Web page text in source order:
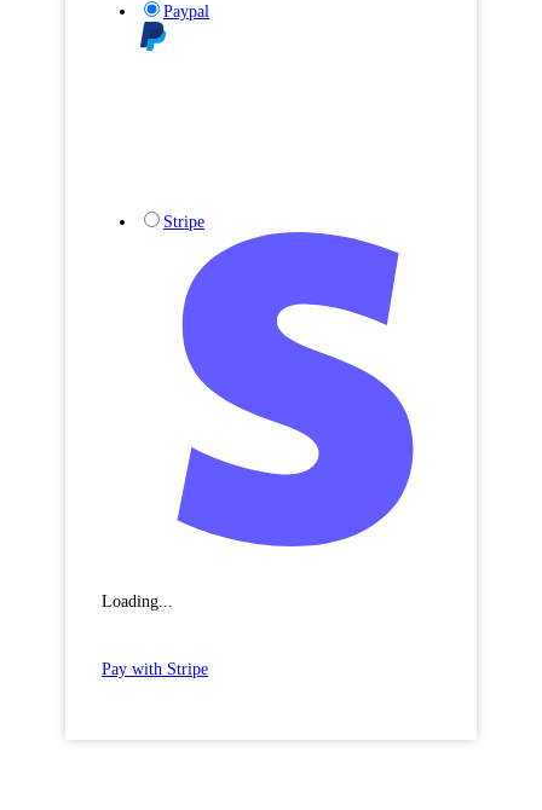
Paypal
Stripe
Loading...
Pay with Stripe